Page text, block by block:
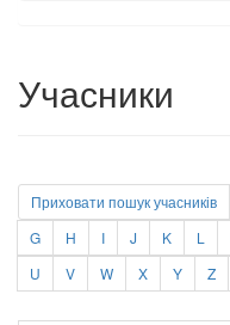
Учасники
Приховати пошук учасників
G
H I J K L
U
V W X Y Z